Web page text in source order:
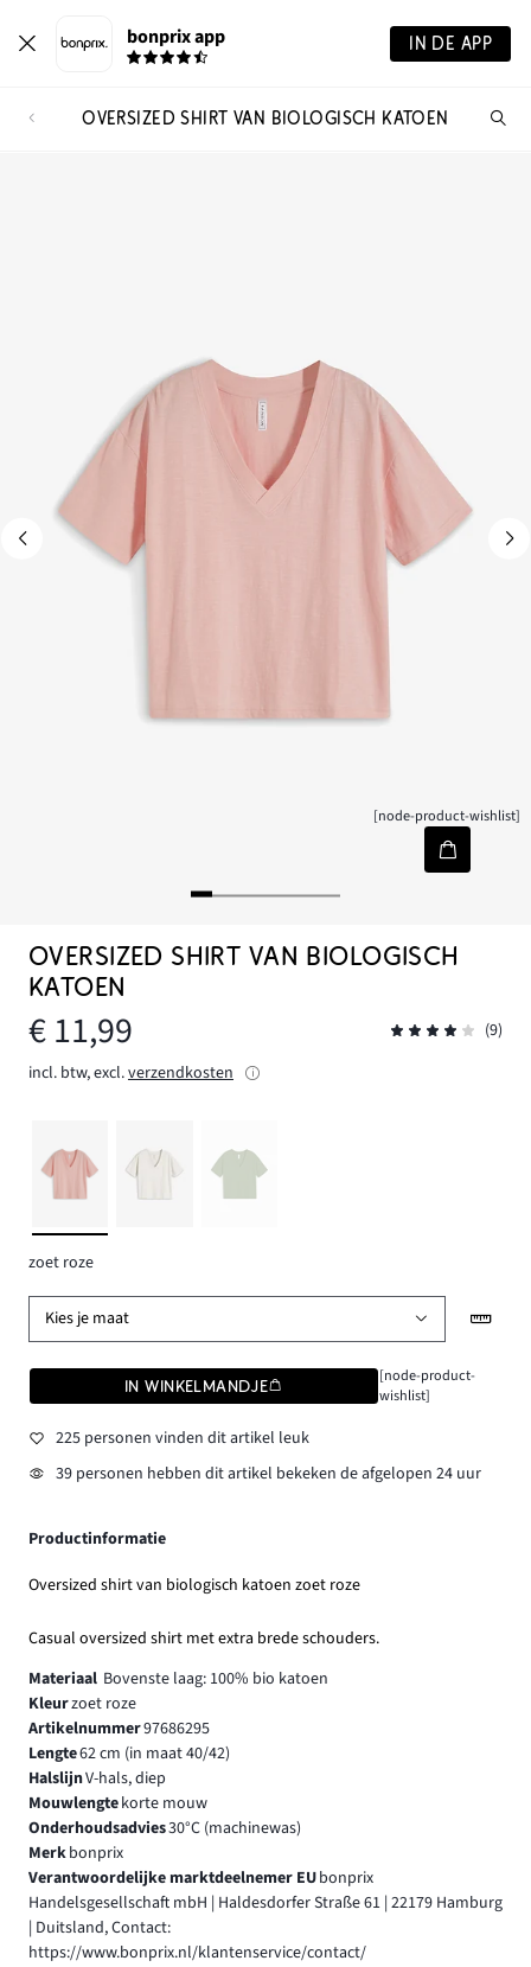
bonprix app IN DE APP
OVERSIZED SHIRT VAN BIOLOGISCH KATOEN
[node-product-wishlist]
OVERSIZED SHIRT VAN BIOLOGISCH
KATOEN
€ 11,99
(9)
incl. btw, excl.verzendkosten
zoet roze
Kies je maat
IN WINKELMANDJE
[node-product-
wishlist]
225 personen vinden dit artikel leuk
39 personen hebben dit artikel bekeken de afgelopen 24 uur
Productinformatie
Oversized shirt van biologisch katoen zoet roze
Casual oversized shirt met extra brede schouders.
Materiaal Bovenste laag: 100% bio katoen
Kleurzoet roze
Artikelnummer97686295
Lengte62 cm (in maat 40/42)
HalslijnV-hals, diep
Mouwlengtekorte mouw
Onderhoudsadvies30°C (machinewas)
Merkbonprix
Verantwoordelijke marktdeelnemer EUbonprix
Handelsgesellschaft mbH | Haldesdorfer Straße 61 | 22179 Hamburg
| Duitsland, Contact:
https://www.bonprix.nl/klantenservice/contact/